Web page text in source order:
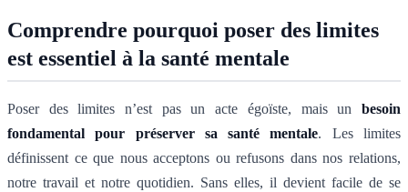
Comprendre pourquoi poser des limites
est essentiel à la santé mentale
Poser des limites n’est pas un acte égoïste, mais un besoin
fondamental pour préserver sa santé mentale. Les limites
définissent ce que nous acceptons ou refusons dans nos relations,
notre travail et notre quotidien. Sans elles, il devient facile de se